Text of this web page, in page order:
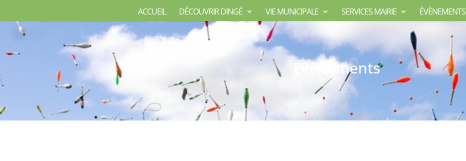
ACCUEIL DÉCOUVRIR DINGÉ VIE MUNICIPALE SERVICES MAIRIE ÉVÈNEMENTS
Evènements